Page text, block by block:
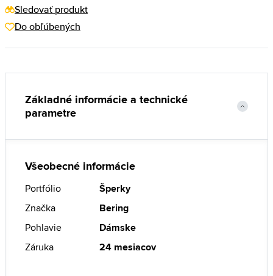
Sledovať produkt
Do obľúbených
Základné informácie a technické
parametre
Všeobecné informácie
Portfólio
Šperky
Značka
Bering
Pohlavie
Dámske
Záruka
24 mesiacov